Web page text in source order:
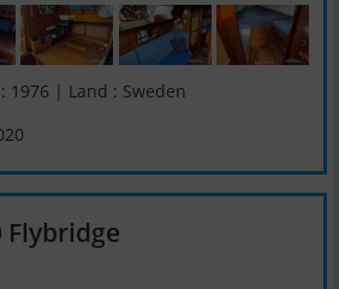
| Land : Sweden
Flybridge